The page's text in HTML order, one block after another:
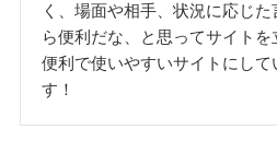
く、場面や相手、状況に応じ
ら便利だな、と思ってサイトを
便利で使いやすいサイトにして
す！